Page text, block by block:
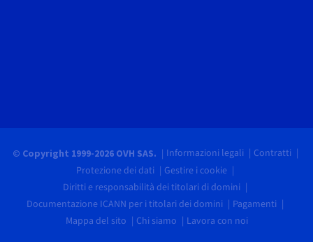
© Copyright 1999-2026 OVH SAS. Informazioni legali
Contratti
Protezione dei dati
Gestire i cookie
Diritti e responsabilità dei titolari di domini
Documentazione ICANN per i titolari dei domini
Pagamenti
Mappa del sito
Chi siamo Lavora con noi